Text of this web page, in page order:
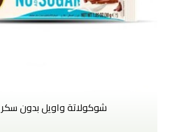
شوكولاتة واويل بدون سكر 30غم